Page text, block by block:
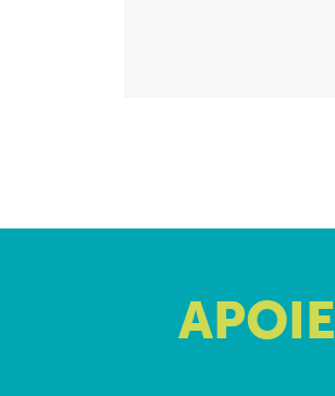
APOIE